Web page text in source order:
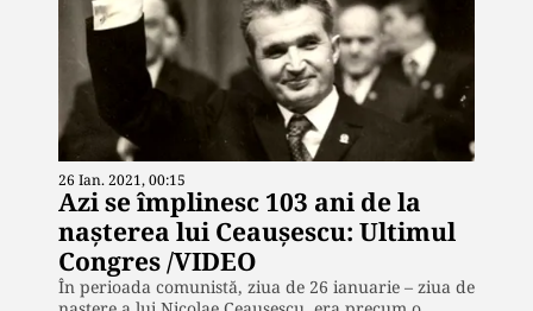
26 Ian. 2021, 00:15
Azi se împlinesc 103 ani de la
nașterea lui Ceaușescu: Ultimul
Congres /VIDEO
În perioada comunistă, ziua de 26 ianuarie – ziua de